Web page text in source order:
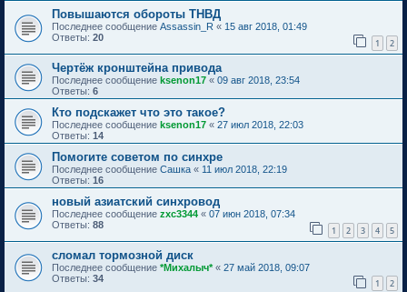
Повышаются обороты ТНВД
Последнее сообщение Assassin_R « 15 авг 2018, 01:49
Ответы: 20 1 2
Чертёж кронштейна привода
Последнее сообщение ksenon17 « 09 авг 2018, 23:54
Ответы: 6
Кто подскажет что это такое?
Последнее сообщение ksenon17 « 27 июл 2018, 22:03
Ответы: 14
Помогите советом по синхре
Последнее сообщение Сашка « 11 июл 2018, 22:19
Ответы: 16
новый азиатский синхровод
Последнее сообщение zxc3344 « 07 июн 2018, 07:34
Ответы: 88 1 2 3 4 5
cломал тормозной диск
Последнее сообщение *Михалыч*« 27 май 2018, 09:07
Ответы: 34 1 2